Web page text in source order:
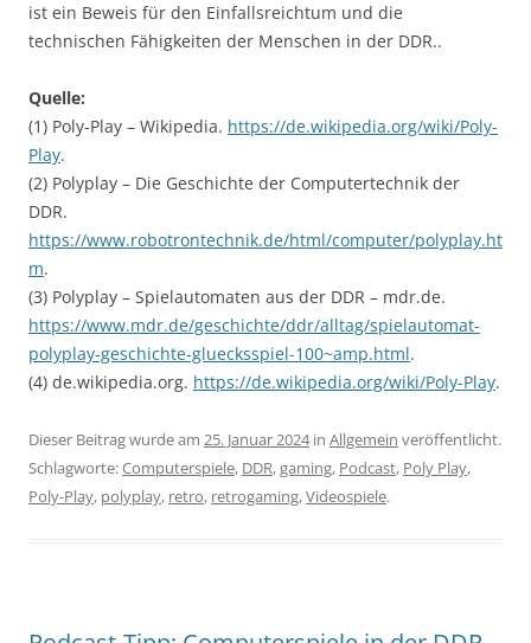
ist ein Beweis für den Einfallsreichtum und die
technischen Fähigkeiten der Menschen in der DDR..
Quelle:
(1) Poly-Play – Wikipedia. https://de.wikipedia.org/wiki/Poly-
Play.
(2) Polyplay – Die Geschichte der Computertechnik der
DDR.
https://www.robotrontechnik.de/html/computer/polyplay.ht
m.
(3) Polyplay – Spielautomaten aus der DDR – mdr.de.
https://www.mdr.de/geschichte/ddr/alltag/spielautomat-
polyplay-geschichte-gluecksspiel-100~amp.html.
(4) de.wikipedia.org. https://de.wikipedia.org/wiki/Poly-Play.
Dieser Beitrag wurde am 25. Januar 2024in Allgemein veröffentlicht.
Schlagworte:Computerspiele, DDR,gaming, Podcast, Poly Play,
Poly-Play, polyplay, retro, retrogaming,Videospiele.